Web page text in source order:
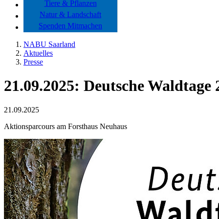
Tiere & Pflanzen
Natur & Landschaft
Spenden Mitmachen
NABU Saarland
Aktuelles
Presse
21.09.2025: Deutsche Waldtage
21.09.2025
Aktionsparcours am Forsthaus Neuhaus